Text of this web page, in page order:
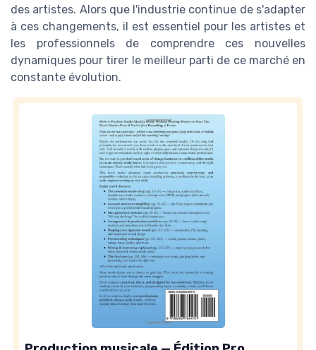
des artistes. Alors que l'industrie continue de s'adapter
à ces changements, il est essentiel pour les artistes et
les professionnels de comprendre ces nouvelles
dynamiques pour tirer le meilleur parti de ce marché en
constante évolution.